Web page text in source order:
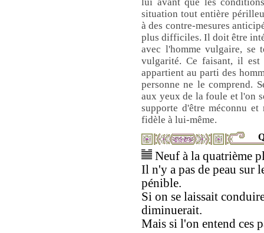
situation tout entière
à des contre-mesures
plus difficiles. Il doit être
avec l'homme vulgaire, se
vulgarité. Ce faisant, il est
appartient au parti des
personne ne le comprend.
aux yeux de la foule et l'on
supporte d'être méconnu
fidèle à lui-même.
Neuf à la quatrième
Il n'y a pas de peau sur
pénible.
Si on se laissait
diminuerait.
Mais si l'on entend ces